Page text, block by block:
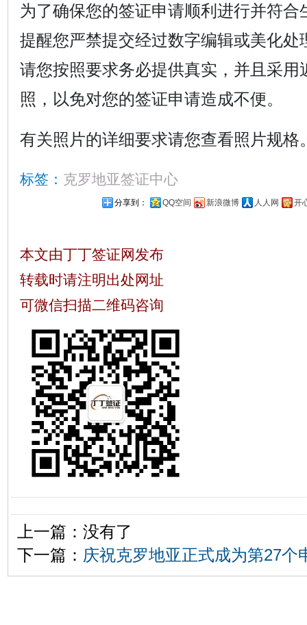
为了确保您的签证申请顺利进行并符合
提醒您严禁提交经过数字编辑或美化处
请您按照要求务必提供真实，并且采用
照，以免对您的签证申请造成不便。
有关照片的详细要求请您查看照片规格
标签： 克罗地亚签证中心
分享到： QQ空间 新浪微博 人人网 开
本文由丁丁签证网发布
转载时请注明出处网址
可微信扫描二维码咨询
上一篇：没有了
下一篇： 庆祝克罗地亚正式成为第27个